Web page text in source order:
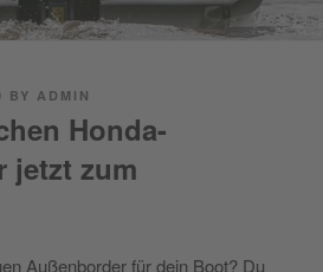
BY ADMIN
Honda-
jetzt zum
Außenborder für dein Boot? Du